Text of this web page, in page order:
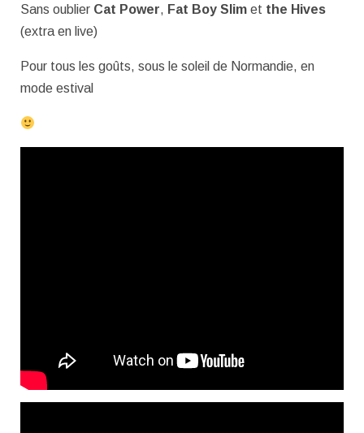
Sans oublier Cat Power, Fat Boy Slim et the Hives
(extra en live)
Pour tous les goûts, sous le soleil de Normandie, en
mode estival